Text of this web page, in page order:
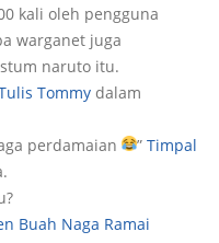
kali oleh pengguna
warganet juga
naruto itu.
Tommy dalam
perdamaian
” Timpal
Buah Naga Ramai